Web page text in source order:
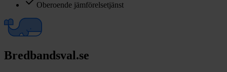
Oberoende jämförelsetjänst
Bredbandsval.se